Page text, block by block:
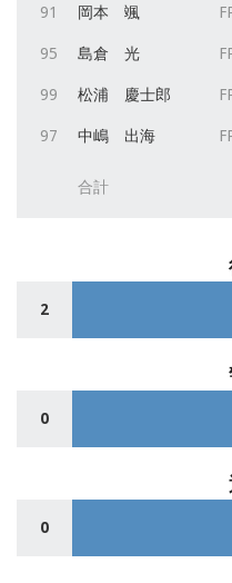
91 岡本 颯
95 島倉 光
99 松浦 慶士郎
97 中嶋 出海
合計
2
0
0